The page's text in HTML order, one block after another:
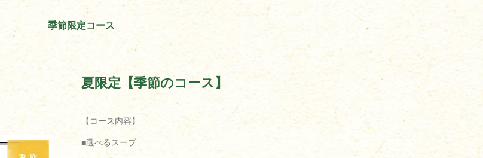
季節限定コース
夏限定【季節のコース】
【コース内容】
■選べるスープ